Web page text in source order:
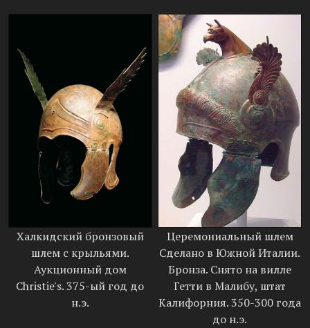
Халкидский бронзовый
шлем с крыльями.
Аукционный дом
Christie's. 375-ый год до
н.э.
Церемониальный шлем
Сделано в Южной Италии.
Бронза. Снято на вилле
Гетти в Малибу, штат
Калифорния. 350-300 года
до н.э.